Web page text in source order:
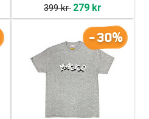
399 kr 279 kr
-30%